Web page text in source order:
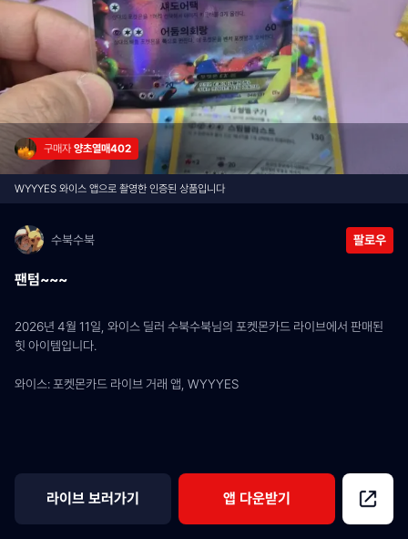
구매자 양초열매402
WYYYES 와이스 앱으로 촬영한 인증된 상품입니다
수북수북 팔로우
팬텀~~~
2026년 4월 11일, 와이스 딜러 수북수북님의 포켓몬카드 라이브에서 판매된
힛 아이템입니다.
와이스: 포켓몬카드 라이브 거래 앱, WYYYES
라이브 보러가기 앱 다운받기